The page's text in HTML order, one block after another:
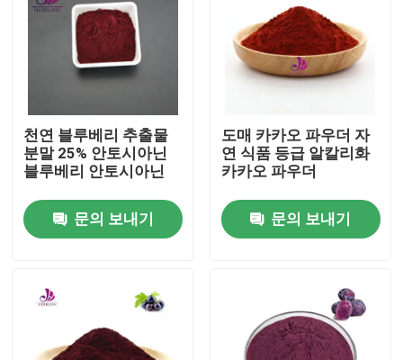
집
천연 블루베리 추출물
분말 25% 안토시아닌
블루베리 안토시아닌
문의 보내기
도매 카카오 파우더 자
연 식품 등급 알칼리화
카카오 파우더
문의 보내기